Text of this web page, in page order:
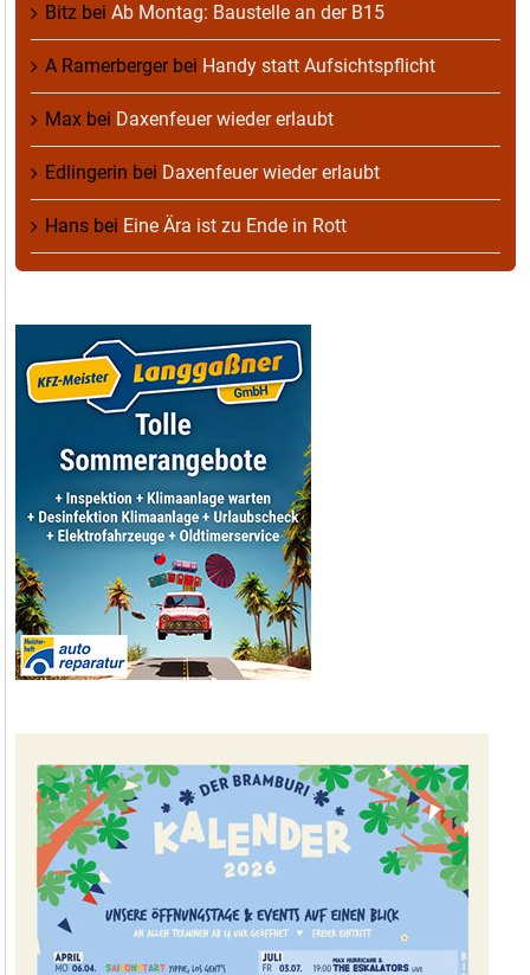
Bitz bei Ab Montag: Baustelle an der B15
A Ramerbergerbei Handy statt Aufsichtspflicht
Max bei Daxenfeuer wieder erlaubt
Edlingerin bei Daxenfeuer wieder erlaubt
Hans bei Eine Ära ist zu Ende in Rott